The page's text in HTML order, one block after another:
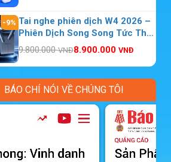
-9% Tai nghe phiên dịch W4 2026 –
Phiên Dịch Song Song Tức Thời
Theo Thời Gian Thực
9.800.000VNĐ8.900.000 VNĐ
BÁO CHÍ NÓI VỀ CHÚNG TÔI